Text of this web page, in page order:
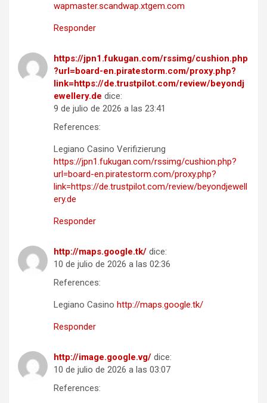
wapmaster.scandwap.xtgem.com
Responder
https://jpn1.fukugan.com/rssimg/cushion.php
?url=board-en.piratestorm.com/proxy.php?
link=https://de.trustpilot.com/review/beyondj
ewellery.de dice:
9 de julio de 2026 a las 23:41
References:
Legiano Casino Verifizierung
https://jpn1.fukugan.com/rssimg/cushion.php?
url=board-en.piratestorm.com/proxy.php?
link=https://de.trustpilot.com/review/beyondjewell
ery.de
Responder
http://maps.google.tk/ dice:
10 de julio de 2026 a las 02:36
References:
Legiano Casino http://maps.google.tk/
Responder
http://image.google.vg/ dice:
10 de julio de 2026 a las 03:07
References: